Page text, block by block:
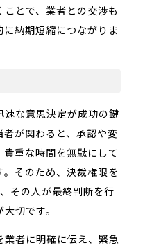
とで、業者との交渉も
納期短縮につながりま
な意思決定が成功の鍵
が関わると、承認や変
重な時間を無駄にして
そのため、決裁権限を
その人が最終判断を行
切です。
者に明確に伝え、緊急